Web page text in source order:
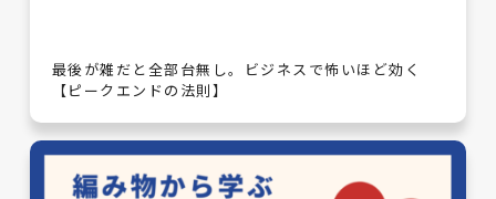
最後が雑だと全部台無し。ビジネスで怖いほど効く
【ピークエンドの法則】